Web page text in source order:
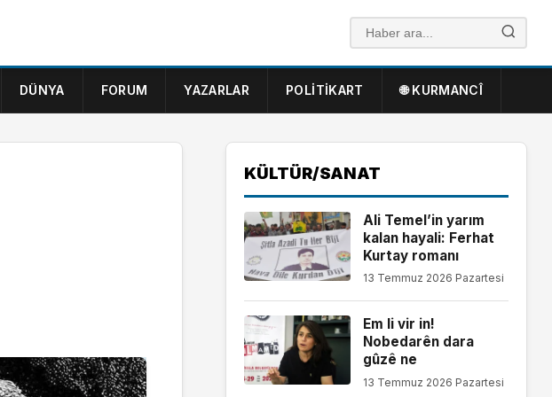
DÜNYA FORUM YAZARLAR POLITIKART 🌐 KURMANCÎ
KÜLTÜR/SANAT
Ali Temel’in yarım
kalan hayali: Ferhat
Kurtay romanı
13 Temmuz 2026 Pazartesi
Em li vir in!
Nobedarên dara
gûzê ne
13 Temmuz 2026 Pazartesi